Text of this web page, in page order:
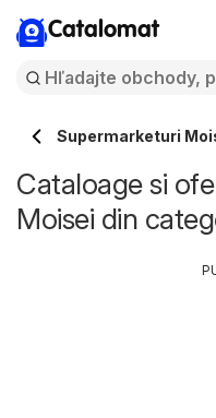
Catalomat
Supermarketuri
Cataloage si
Moisei din